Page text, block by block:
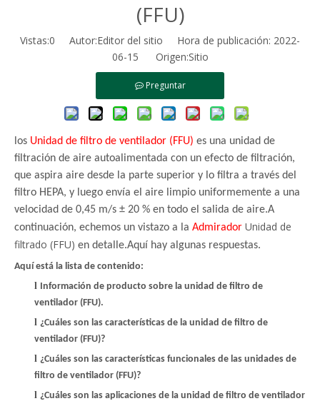
(FFU)
Vistas:0 Autor:Editor del sitio Hora de publicación: 2022-
06-15 Origen:Sitio
Preguntar
los Unidad de filtro de ventilador (FFU) es una unidad de
filtración de aire autoalimentada con un efecto de filtración,
que aspira aire desde la parte superior y lo filtra a través del
filtro HEPA, y luego envía el aire limpio uniformemente a una
velocidad de 0,45 m/s ± 20 % en todo el salida de aire.A
continuación, echemos un vistazo a la Admirador Unidad de
filtrado (FFU) en detalle.Aquí hay algunas respuestas.
Aquí está la lista de contenido:
l Información de producto sobre la unidad de filtro de
ventilador (FFU).
l ¿Cuáles son las características de la unidad de filtro de
ventilador (FFU)?
l ¿Cuáles son las características funcionales de las unidades de
filtro de ventilador (FFU)?
l ¿Cuáles son las aplicaciones de la unidad de filtro de ventilador